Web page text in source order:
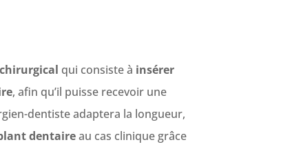
qui consiste à insérer
, afin qu’il puisse recevoir une
dentiste adaptera la longueur,
dentaireau cas clinique grâce